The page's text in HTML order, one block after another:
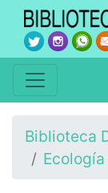
Biblioteca